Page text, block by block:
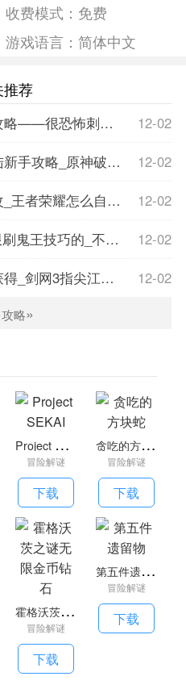
界中能够拥有全新的战斗风
服游戏中采用像素画风，玩
素风格带来的乐趣。
可供选择，每一个游戏玩家
拥有大量有趣的关卡，每个
成战斗获得奖励。
给游戏带来更多乐趣。
的战斗更具竞技性。
键即可快速开始战斗，游戏
藏等着你去探索和发现。
体需要使用相对应的色彩代
游戏中，如下图所示：
字体的地方，这里以消息中
入框，如下图所示：
对应的颜色代码，就可以打
色的“红”字，那么就在前面
收费模式： 免费
游戏语言： 简体中文
荐
12-02
像死亡空间和生化合体
12-02
原神破碎的火柱怎么点
12-02
么自己设定荣耀战区
12-02
巧的_不良人三王是谁
12-02
江湖怎么最快获得叶英
略»
P
roject SEKAI
冒险解谜
下载
贪
吃的方块蛇
冒险解谜
下载
霍
格沃茨之谜无限金币钻石
冒险解谜
下载
第
五件遗留物
冒险解谜
下载